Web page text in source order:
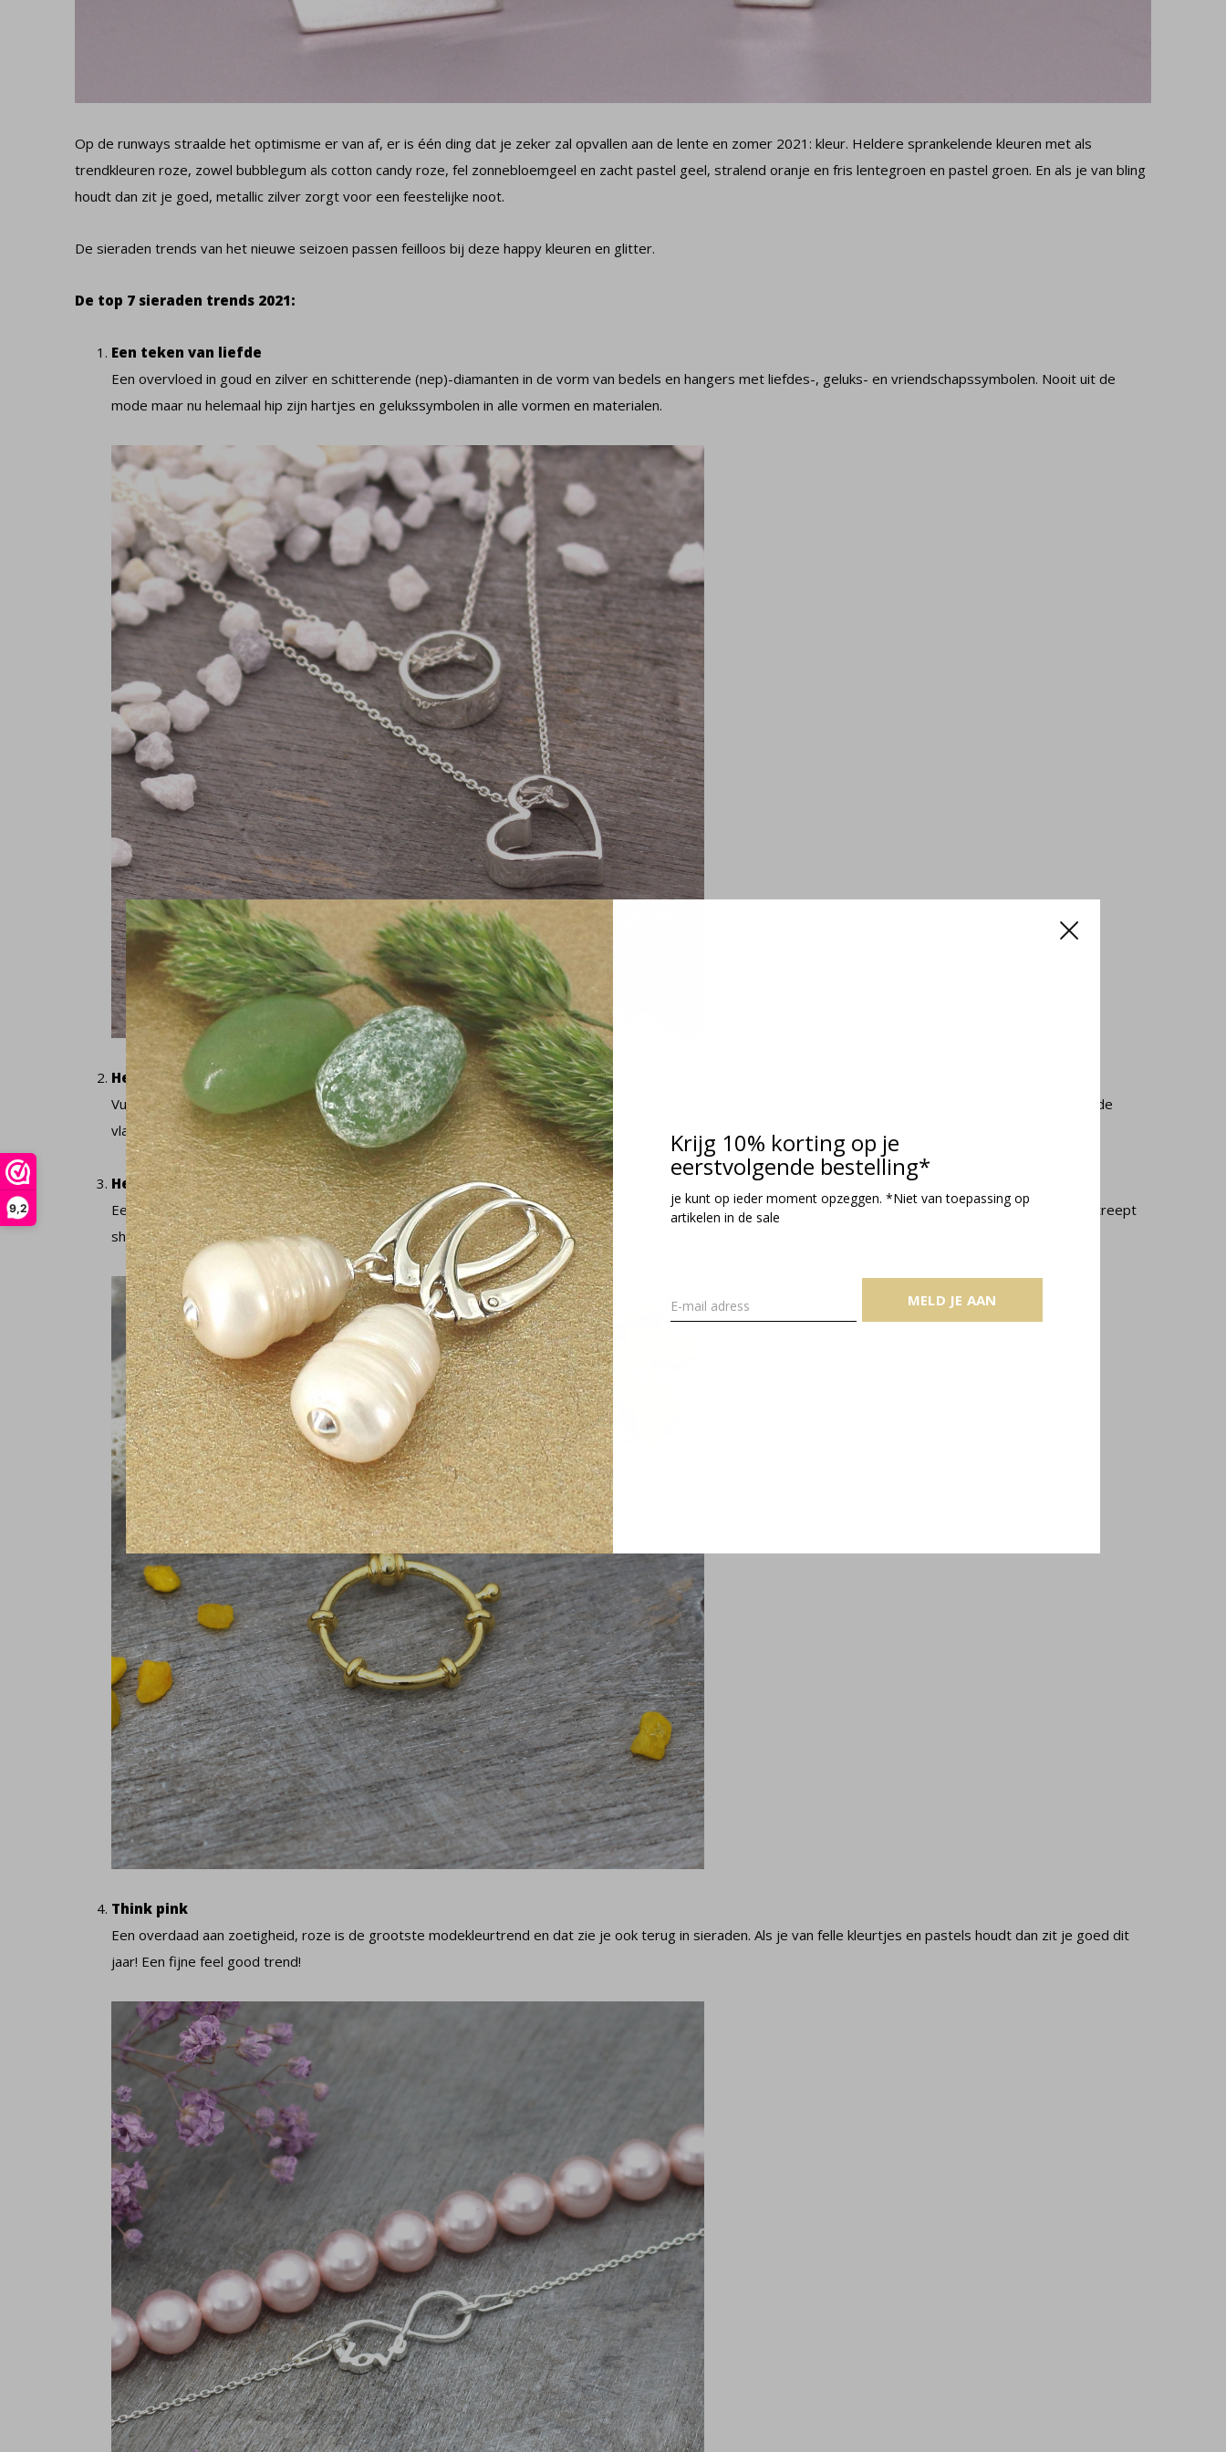
9,2
Krijg 10% korting op je
eerstvolgende bestelling*
je kunt op ieder moment opzeggen. *Niet van toepassing op
artikelen in de sale
MELD JE AAN
Op de runways straalde het optimisme er van af, er is één ding dat je zeker zal opvallen aan de lente en zomer 2021: kleur. Heldere sprankelende kleuren met als
trendkleuren roze, zowel bubblegum als cotton candy roze, fel zonnebloemgeel en zacht pastel geel, stralend oranje en fris lentegroen en pastel groen. En als je van bling
houdt dan zit je goed, metallic zilver zorgt voor een feestelijke noot.
De sieraden trends van het nieuwe seizoen passen feilloos bij deze happy kleuren en glitter.
De top 7 sieraden trends 2021:
Een teken van liefde
Een overvloed in goud en zilver en schitterende (nep)-diamanten in de vorm van bedels en hangers met liefdes-, geluks- en vriendschapssymbolen. Nooit uit de
mode maar nu helemaal hip zijn hartjes en gelukssymbolen in alle vormen en materialen.
Het vuur element
Vuur is een kernelement geweest in de filosofie en mythologie; het symbool van kracht, assertiviteit en passie. En voor 2021 wakkeren sieradenontwerpers de
vlammen van deze reputatie aan met designs die de symboliek van element mooi weergeven.
Hello sailor!
Een heel zomerse trend waarbij je aan azuurblauwe zee en witte stranden denkt (zeker in deze tijd) waar je over flaneert in witte shorts, een blauw-wit gestreept
shirt en een witte kapiteinspet. Sieraden met een nautisch thema en gebruik van schelpen en parelmoer maken deze trend de speelse troef.
Think pink
Een overdaad aan zoetigheid, roze is de grootste modekleurtrend en dat zie je ook terug in sieraden. Als je van felle kleurtjes en pastels houdt dan zit je goed dit
jaar! Een fijne feel good trend!